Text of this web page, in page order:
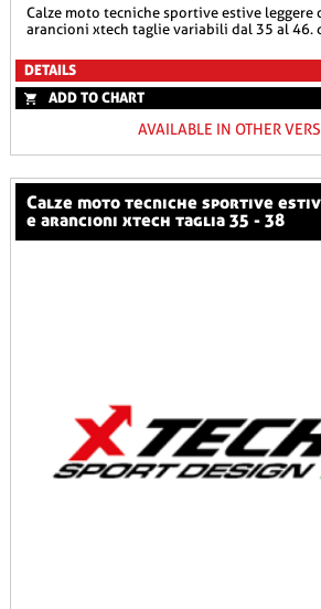
calze moto tecniche sportive estive leggere corte grigie e
arancioni xtech taglie variabili dal 35 al 46.
DETAILS
ADD TO CHART
AVAILABLE IN OTHER
calze moto tecniche sportive estive leggere grigie
e arancioni xtech taglia 35 - 38